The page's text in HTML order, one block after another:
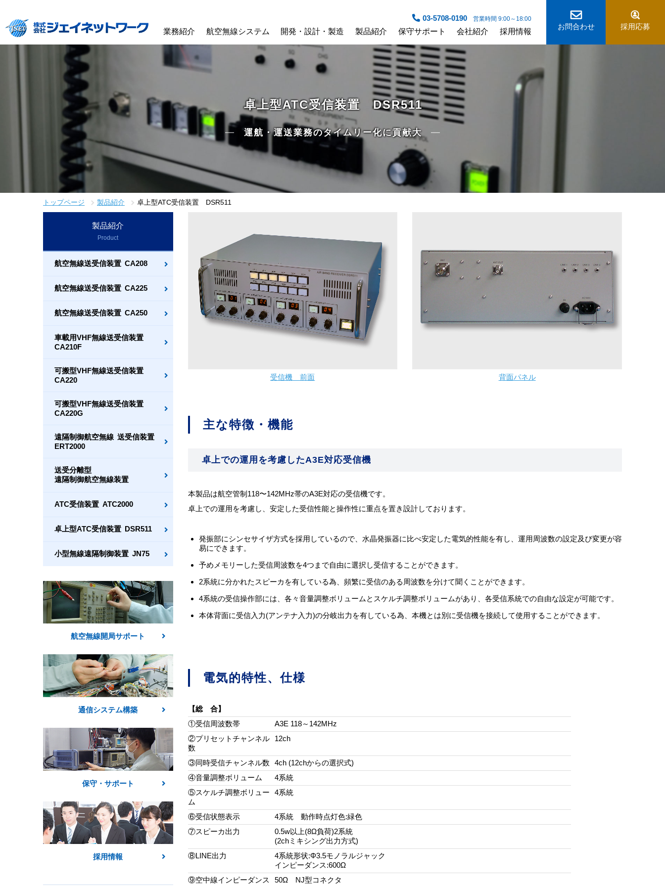
03-5708-0190 営業時間 9:00～18:00
業務紹介 航空無線システム 開発・設計・製造 製品紹介 保守サポート 会社紹介 採用情報
お問合わせ 採用応募
卓上型ATC受信装置 DSR511
運航・運送業務のタイムリー化に貢献大
トップページ 製品紹介 卓上型ATC受信装置 DSR511
受信機 前面 背面パネル
主な特徴・機能
卓上での運用を考慮したA3E対応受信機
本製品は航空管制118〜142MHz帯のA3E対応の受信機です。
卓上での運用を考慮し、安定した受信性能と操作性に重点を置き設計しております。
発振部にシンセサイザ方式を採用しているので、水晶発振器に比べ安定した電気的性能を有し、運用周波数の設定及び変更が容
易にできます。
予めメモリーした受信周波数を4つまで自由に選択し受信することができます。
2系統に分かれたスピーカを有している為、頻繁に受信のある周波数を分けて聞くことができます。
4系統の受信操作部には、各々音量調整ボリュームとスケルチ調整ボリュームがあり、各受信系統での自由な設定が可能です。
本体背面に受信入力(アンテナ入力)の分岐出力を有している為、本機とは別に受信機を接続して使用することができます。
電気的特性、仕様
【総 合】
①受信周波数帯
A3E 118～142MHz
②プリセットチャンネル
数
12ch
③同時受信チャンネル数
4ch (12chからの選択式)
④音量調整ボリューム
4系統
⑤スケルチ調整ボリュー
ム
4系統
⑥受信状態表示
4系統 動作時点灯色:緑色
⑦スピーカ出力
0.5w以上(8Ω負荷)2系統
(2chミキシング出力方式)
⑧LINE出力
4系統形状:Φ3.5モノラルジャック
インピーダンス:600Ω
⑨空中線インピーダンス
50Ω NJ型コネクタ
製品紹介
Product
航空無線送受信装置 CA208
航空無線送受信装置 CA225
航空無線送受信装置 CA250
車載用VHF無線送受信装置
CA210F
可搬型VHF無線送受信装置
CA220
可搬型VHF無線送受信装置
CA220G
遠隔制御航空無線 送受信装置
ERT2000
送受分離型
遠隔制御航空無線装置
ATC受信装置 ATC2000
卓上型ATC受信装置 DSR511
小型無線遠隔制御装置 JN75
航空無線開局サポート
通信システム構築
保守・サポート
採用情報